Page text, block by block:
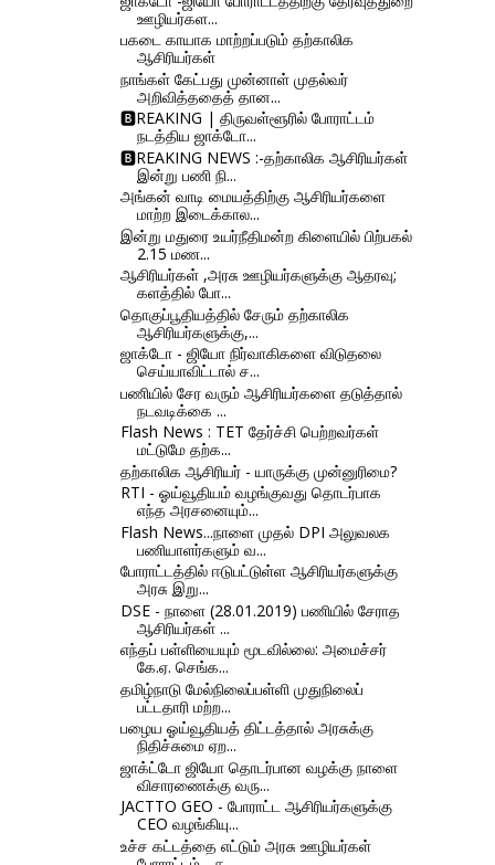
ஊழியர்கள...
பகடை காயாக மாற்றப்படும் தற்காலிக
ஆசிரியர்கள்
நாங்கள் கேட்பது முன்னாள் முதல்வர்
அறிவித்ததைத் தான...
🅱REAKING | திருவள்ளூரில் போராட்டம்
நடத்திய ஜாக்டோ...
🅱REAKING NEWS :-தற்காலிக ஆசிரியர்கள்
இன்று பணி நி...
அங்கன் வாடி மையத்திற்கு ஆசிரியர்களை
மாற்ற இடைக்கால...
இன்று மதுரை உயர்நீதிமன்ற கிளையில் பிற்பகல்
2.15 மண...
ஆசிரியர்கள் ,அரசு ஊழியர்களுக்கு ஆதரவு;
களத்தில் போ...
தொகுப்பூதியத்தில் சேரும் தற்காலிக
ஆசிரியர்களுக்கு,...
ஜாக்டோ - ஜியோ நிர்வாகிகளை விடுதலை
செய்யாவிட்டால் ச...
பணியில் சேர வரும் ஆசிரியர்களை தடுத்தால்
நடவடிக்கை ...
Flash News : TET தேர்ச்சி பெற்றவர்கள்
மட்டுமே தற்க...
தற்காலிக ஆசிரியர் - யாருக்கு முன்னுரிமை?
RTI - ஓய்வூதியம் வழங்குவது தொடர்பாக
எந்த அரசனையும்...
Flash News...நாளை முதல் DPI அலுவலக
பணியாளர்களும் வ...
போராட்டத்தில் ஈடுபட்டுள்ள ஆசிரியர்களுக்கு
அரசு இறு...
DSE - நாளை (28.01.2019) பணியில் சேராத
ஆசிரியர்கள் ...
எந்தப் பள்ளியையும் மூடவில்லை: அமைச்சர்
கே.ஏ. செங்க...
தமிழ்நாடு மேல்நிலைப்பள்ளி முதுநிலைப்
பட்டதாரி மற்ற...
பழைய ஓய்வூதியத் திட்டத்தால் அரசுக்கு
நிதிச்சுமை ஏற...
ஜாக்ட்டோ ஜியோ தொடர்பான வழக்கு நாளை
விசாரணைக்கு வரு...
JACTTO GEO - போராட்ட ஆசிரியர்களுக்கு
CEO வழங்கியு...
உச்ச கட்டத்தை எட்டும் அரசு ஊழியர்கள்